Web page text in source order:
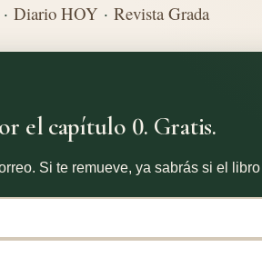
· Diario HOY · Revista Grada
el capítulo 0. Gratis.
Si te remueve, ya sabrás si el